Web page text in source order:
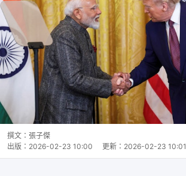
撰文： 張子傑
出版： 2026-02-23 10:00 更新： 2026-02-23 10:01